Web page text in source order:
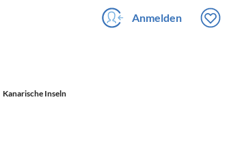
Anmelden
Kanarische Inseln